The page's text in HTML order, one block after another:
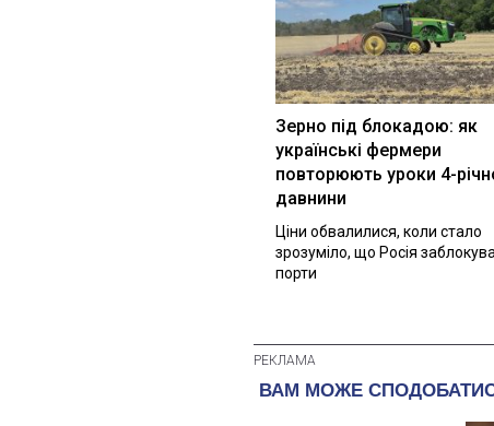
Зерно під блокадою: як
українські фермери
повторюють уроки 4-
давнини
Ціни обвалилися, коли стало
зрозуміло, що Росія
порти